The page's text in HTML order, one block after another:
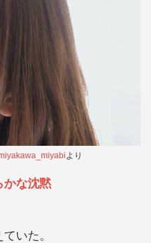
より
かな沈黙
いた。